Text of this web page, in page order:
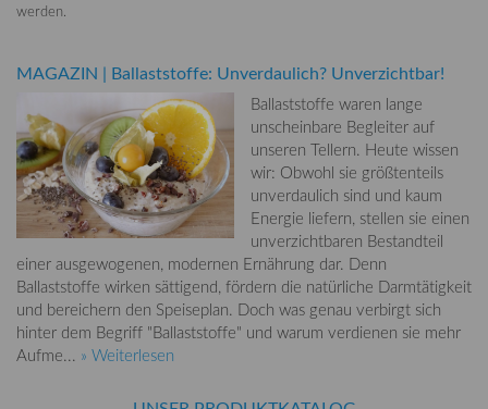
werden.
MAGAZIN | Ballaststoffe: Unverdaulich? Unverzichtbar!
Ballaststoffe waren lange
unscheinbare Begleiter auf
unseren Tellern. Heute wissen
wir: Obwohl sie größtenteils
unverdaulich sind und kaum
Energie liefern, stellen sie einen
unverzichtbaren Bestandteil
einer ausgewogenen, modernen Ernährung dar. Denn
Ballaststoffe wirken sättigend, fördern die natürliche Darmtätigkeit
und bereichern den Speiseplan. Doch was genau verbirgt sich
hinter dem Begriff "Ballaststoffe" und warum verdienen sie mehr
Aufme... » Weiterlesen